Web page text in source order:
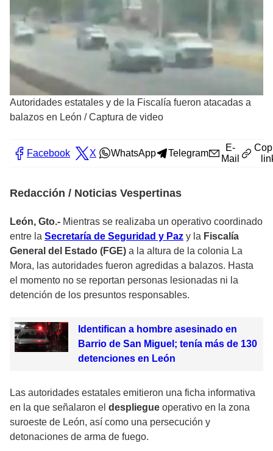
Autoridades estatales y de la Fiscalía fueron atacadas a
balazos en León /Captura de video
Facebook X WhatsApp Telegram
E-
Mail
Redacción / Noticias Vespertinas
León, Gto.- Mientras se realizaba un operativo coordinado
entre la Secretaría de Seguridad y Paz y la Fiscalía
General del Estado (FGE) a la altura de la colonia La
Mora, las autoridades fueron agredidas a balazos. Hasta
el momento no se reportan personas lesionadas ni la
detención de los presuntos responsables.
Identifican a hombre asesinado en
Barrio de San Miguel; tenía más de 130
detenciones en León
Las autoridades estatales emitieron una ficha informativa
en la que señalaron el despliegue operativo en la zona
suroeste de León, así como una persecución y
detonaciones de arma de fuego.